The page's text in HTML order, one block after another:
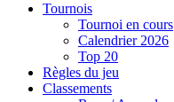
Tournois
Tournoi en cours
Calendrier 2026
Top 20
Règles du jeu
Classements